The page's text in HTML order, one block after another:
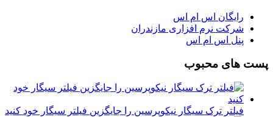
رایگان اس ام اس
شرکت نرم افزاری مازندران
پنل اس ام اس
پست های محبوب
فیلتر ترک سیگار نیکوپرسین را جایگزین فیلتر سیگار خود کنید